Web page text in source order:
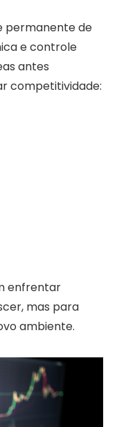
permanente de
e controle
antes
competitividade:
enfrentar
mas para
ambiente.